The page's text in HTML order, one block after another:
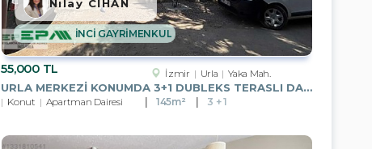
55,000 TL İzmir Urla Yaka Mah.
URLA MERKEZI KONUMDA 3+1 DUBLEKS TERASLI DAIRE KIRALIK
Konut Apartman Dairesi 145m² 3 + 1
İNCİ GAYRİMENKUL
Nilay CİHAN